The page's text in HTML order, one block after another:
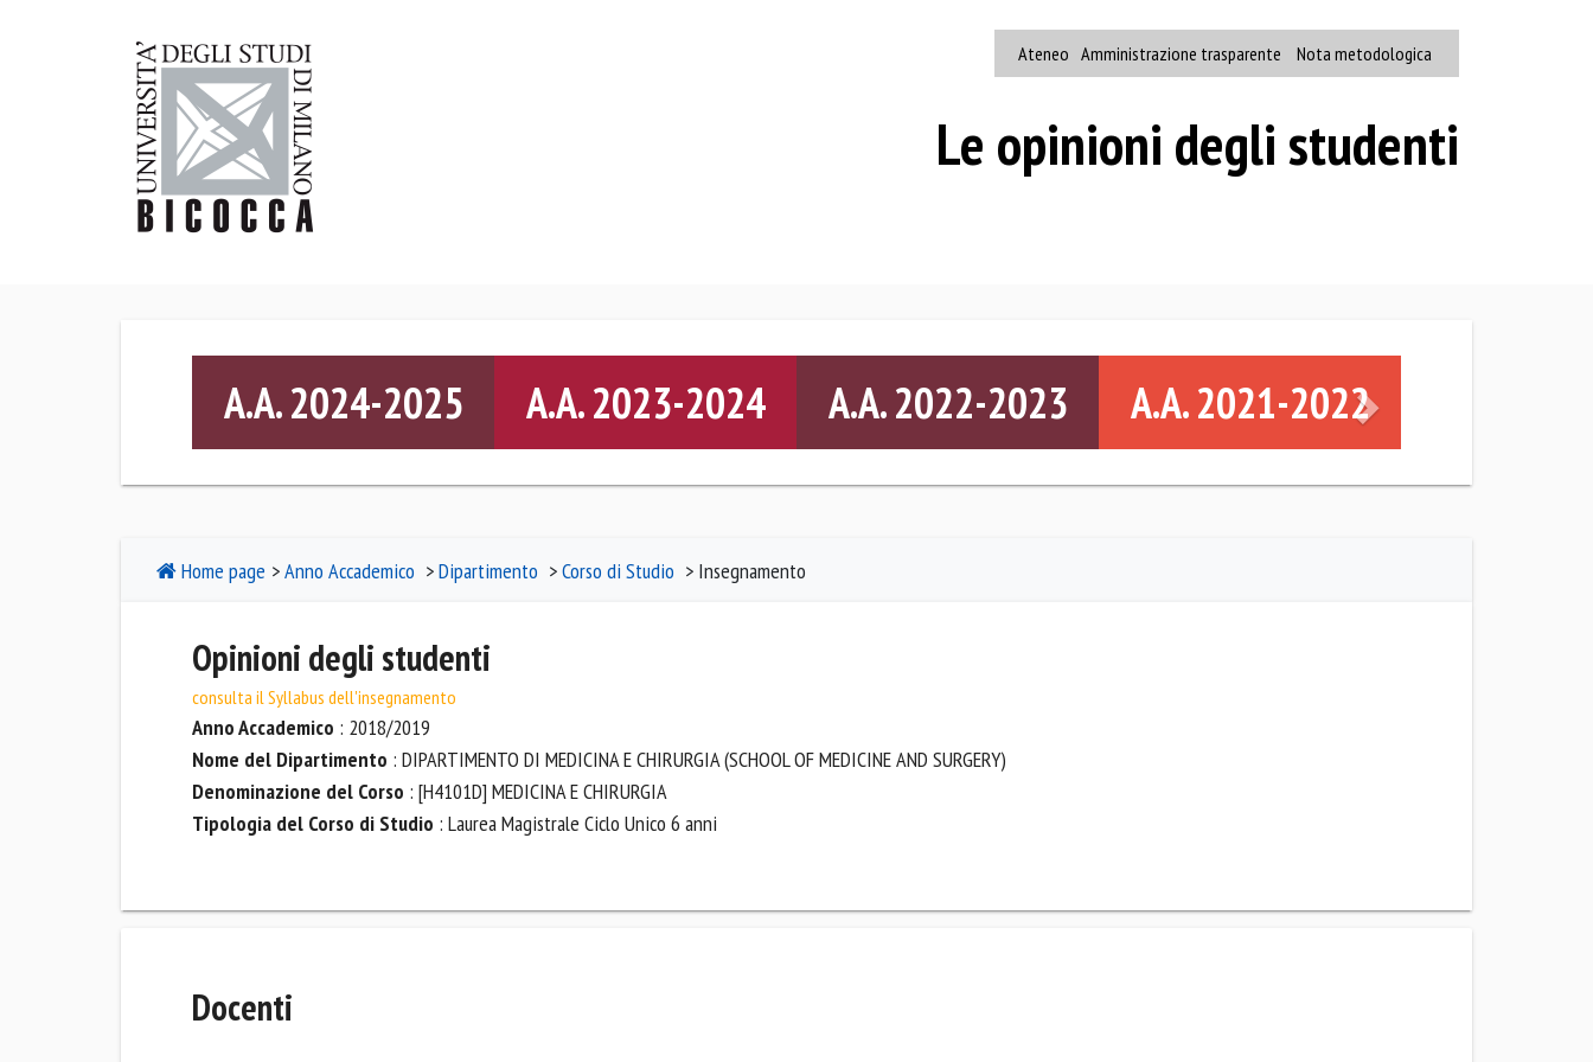
Ateneo Amministrazione trasparente Nota metodologica
Le opinioni degli studenti
A.A. 2024-2025 A.A. 2023-2024 A.A. 2022-2023 A.A. 2021-2022
Home page >Anno Accademico >Dipartimento >Corso di Studio > Insegnamento
Opinioni degli studenti
consulta il Syllabus dell'insegnamento
Anno Accademico : 2018/2019
Nome del Dipartimento : DIPARTIMENTO DI MEDICINA E CHIRURGIA (SCHOOL OF MEDICINE AND SURGERY)
Denominazione del Corso : [H4101D] MEDICINA E CHIRURGIA
Tipologia del Corso di Studio : Laurea Magistrale Ciclo Unico 6 anni
Docenti